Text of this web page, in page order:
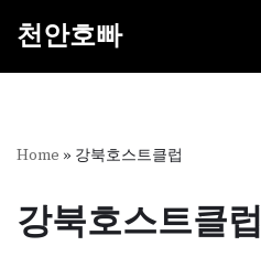
건
뛰
기
천안호빠
Home » 강북호스트클럽
강북호스트클럽